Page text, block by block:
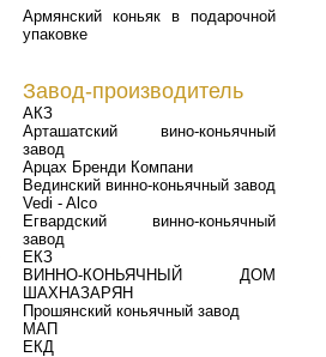
Армянский коньяк в подарочной
упаковке
Завод-производитель
АКЗ
Арташатский вино-коньячный
завод
Арцах Бренди Компани
Вединский винно-коньячный завод
Vedi - Alco
Егвардский винно-коньячный
завод
ЕКЗ
ВИННО-КОНЬЯЧНЫЙ ДОМ
ШАХНАЗАРЯН
Прошянский коньячный завод
МАП
ЕКД